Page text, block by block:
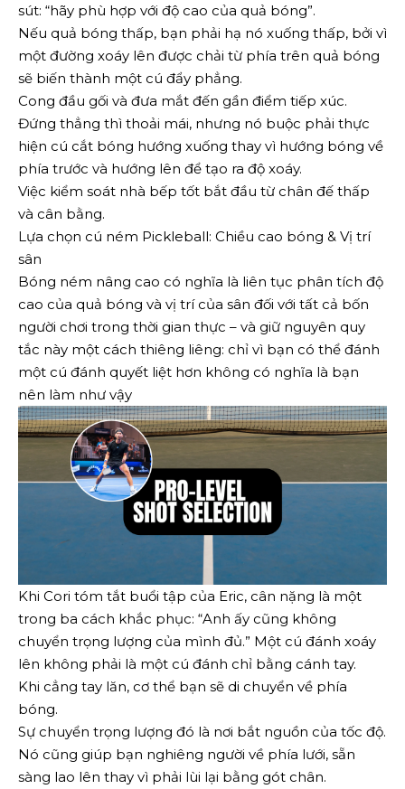
sút: “hãy phù hợp với độ cao của quả bóng”.
Nếu quả bóng thấp, bạn phải hạ nó xuống thấp, bởi vì
một đường xoáy lên được chải từ phía trên quả bóng
sẽ biến thành một cú đẩy phẳng.
Cong đầu gối và đưa mắt đến gần điểm tiếp xúc.
Đứng thẳng thì thoải mái, nhưng nó buộc phải thực
hiện cú cắt bóng hướng xuống thay vì hướng bóng về
phía trước và hướng lên để tạo ra độ xoáy.
Việc kiểm soát nhà bếp tốt bắt đầu từ chân đế thấp
và cân bằng.
Lựa chọn cú ném Pickleball: Chiều cao bóng & Vị trí
sân
Bóng ném nâng cao có nghĩa là liên tục phân tích độ
cao của quả bóng và vị trí của sân đối với tất cả bốn
người chơi trong thời gian thực – và giữ nguyên quy
tắc này một cách thiêng liêng: chỉ vì bạn có thể đánh
một cú đánh quyết liệt hơn không có nghĩa là bạn
nên làm như vậy
Khi Cori tóm tắt buổi tập của Eric, cân nặng là một
trong ba cách khắc phục: “Anh ấy cũng không
chuyển trọng lượng của mình đủ.” Một cú đánh xoáy
lên không phải là một cú đánh chỉ bằng cánh tay.
Khi cẳng tay lăn, cơ thể bạn sẽ di chuyển về phía
bóng.
Sự chuyển trọng lượng đó là nơi bắt nguồn của tốc độ.
Nó cũng giúp bạn nghiêng người về phía lưới, sẵn
sàng lao lên thay vì phải lùi lại bằng gót chân.